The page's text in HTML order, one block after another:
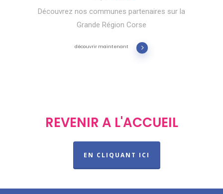
Découvrez nos communes partenaires sur la
Grande Région Corse
découvrir maintenant
REVENIR A L'ACCUEIL
EN CLIQUANT ICI